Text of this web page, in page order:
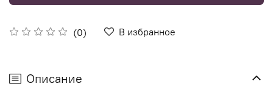
(0) В избранное
Описание